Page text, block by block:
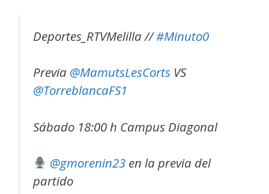
Deportes_RTVMelilla //#Minuto0
Previa @MamutsLesCorts VS
@TorreblancaFS1
Sábado 18:00 h Campus Diagonal
@gmorenin23 en la previa del
partido